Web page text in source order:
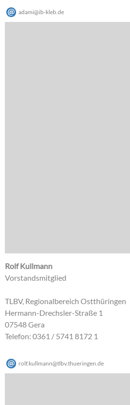
adami@ib-kleb de
Rolf Kullmann
Vorstandsmitglied
TLBV, Regionalbereich Ostthüringen
Hermann-Drechsler-Straße 1
07548 Gera
Telefon: 0361 / 5741 8172 1
rolf.kullmann@tlbv.thueringen.de